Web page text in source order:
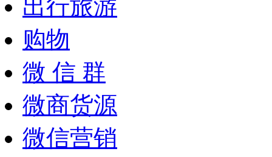
出行旅游
购物
微 信 群
微商货源
微信营销